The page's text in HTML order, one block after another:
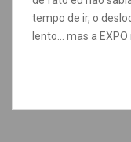
tempo de ir, o
lento… mas a EXPO